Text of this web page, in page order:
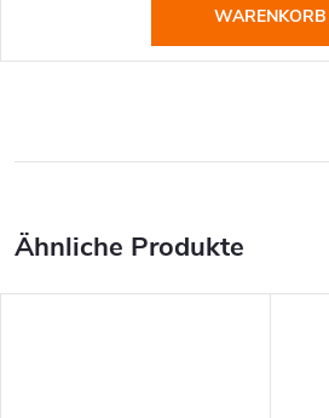
WARENKORB